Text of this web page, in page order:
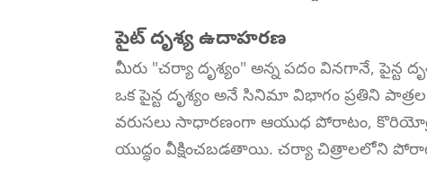
పైట్ దృశ్య ఉదాహరణ
మీరు "చర్యా దృశ్యం" అన్న పదం వినగానే, పైన్ట
ఒక పైన్ట దృశ్యం అనే సినిమా విభాగం ప్రతిని
వరుసలు సాధారణంగా ఆయుధ పోరాటం,
యుద్ధం వీక్షించబడతాయి. చర్యా చిత్రాలలోని